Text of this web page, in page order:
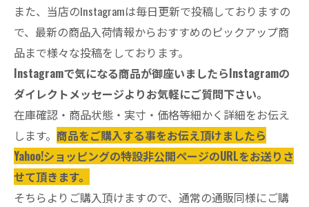
また、当店のInstagramは毎日更新で投稿しておりますの
で、最新の商品入荷情報からおすすめのピックアップ商
品まで様々な投稿をしております。
Instagramで気になる商品が御座いましたらInstagramの
ダイレクトメッセージよりお気軽にご質問下さい。
在庫確認・商品状態・実寸・価格等細かく詳細をお伝え
します。 商品をご購入する事をお伝え頂けましたら
Yahoo!ショッピングの特設非公開ページのURLをお送りさ
せて頂きます。
そちらよりご購入頂けますので、通常の通販同様にご購